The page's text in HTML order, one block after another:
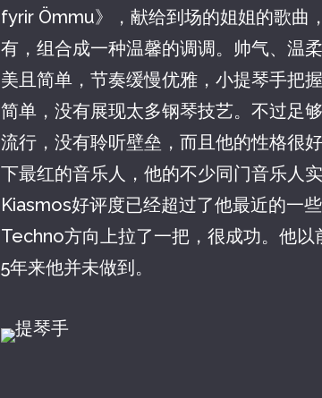
fyrir Ömmu》，献给到场的姐姐的歌曲
有，组合成一种温馨的调调。帅气、温
美且简单，节奏缓慢优雅，小提琴手把
简单，没有展现太多钢琴技艺。不过足
流行，没有聆听壁垒，而且他的性格很
下最红的音乐人，他的不少同门音乐人
Kiasmos好评度已经超过了他最近的一
Techno方向上拉了一把，很成功。他
5年来他并未做到。